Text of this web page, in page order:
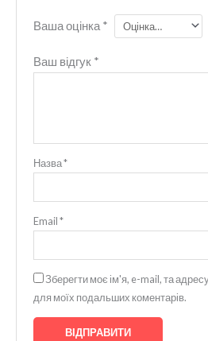
Ваша оцінка *
Ваш відгук *
Назва*
Email*
Зберегти моє ім'я, e-mail, та
для моїх подальших коментарів.